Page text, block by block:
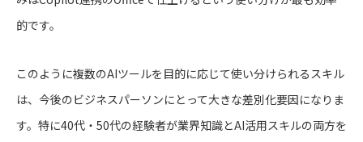
的です。
このように複数のAIツールを目的に応じて使い分けられるスキル
は、今後のビジネスパーソンにとって大きな差別化要因になりま
す。特に40代・50代の経験者が業界知識とAI活用スキルの両方を